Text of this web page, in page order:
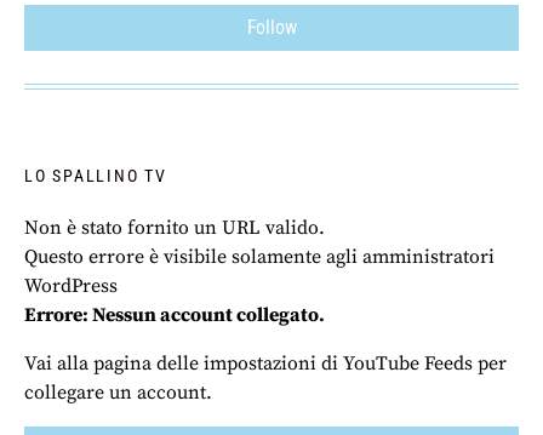
Follow
LO SPALLINO TV
Non è stato fornito un URL valido.
Questo errore è visibile solamente agli amministratori
WordPress
Errore: Nessun account collegato.
Vai alla pagina delle impostazioni di YouTube Feeds per
collegare un account.